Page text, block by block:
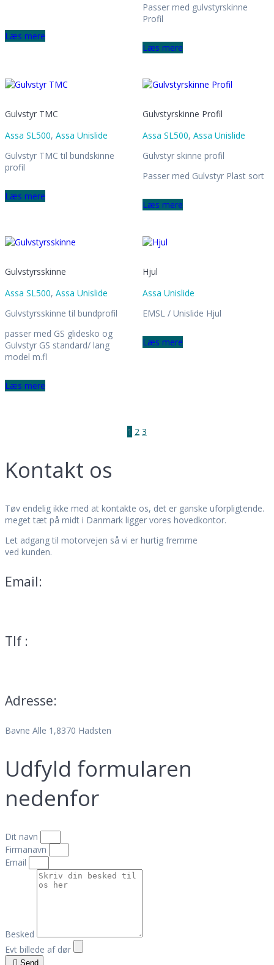
Læs mere
Passer med gulvstyrskinne
Profil
Læs mere
Gulvstyr TMC
Assa SL500, Assa Unislide
Gulvstyr TMC til bundskinne
profil
Læs mere
Gulvstyrskinne Profil
Assa SL500, Assa Unislide
Gulvstyr skinne profil
Passer med Gulvstyr Plast sort
Læs mere
Gulvstyrsskinne
Assa SL500, Assa Unislide
Gulvstyrsskinne til bundprofil
passer med GS glidesko og
Gulvstyr GS standard/ lang
model m.fl
Læs mere
Hjul
Assa Unislide
EMSL / Unislide Hjul
Læs mere
navigation
Page
1 Page
2 Page
3
Kontakt os
Tøv endelig ikke med at kontakte os, det er ganske uforpligtende.
meget tæt på midt i Danmark ligger vores hovedkontor.
Let adgang til motorvejen så vi er hurtig fremme
ved kunden.
Email:
Tlf :
Adresse:
Bavne Alle 1,8370 Hadsten
Udfyld formularen
nedenfor
Dit navn
Firmanavn
Email
Besked
Evt billede af dør
Send